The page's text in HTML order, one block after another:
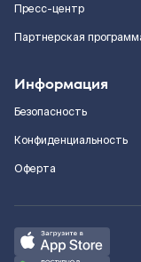
Пресс-центр
Партнерская
Информация
Безопасность
Конфиденциальность
Оферта